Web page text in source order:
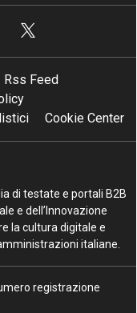
Rss Feed
Cookie Center
di testate e portali B2B
e dell’Innovazione
la cultura digitale e
italiane.
registrazione